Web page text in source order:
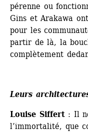
pérenne ou
Gins et Arakawa
pour les
partir de là, la
complètement
Leurs
Louise Siffert: Il
l’immortalité, que